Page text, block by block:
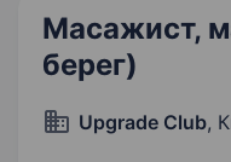
Масажист,
берег)
Upgrade Club,